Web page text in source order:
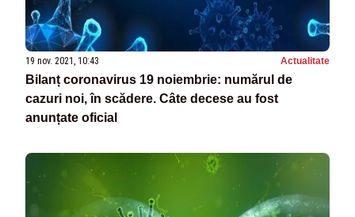
19 nov. 2021, 10:43 Actualitate
Bilanț coronavirus 19 noiembrie: numărul de
cazuri noi, în scădere. Câte decese au fost
anunțate oficial